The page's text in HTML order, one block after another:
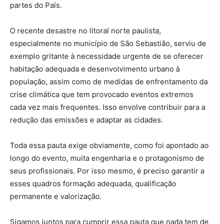
partes do País.
O recente desastre no litoral norte paulista,
especialmente no município de São Sebastião, serviu de
exemplo gritante à necessidade urgente de se oferecer
habitação adequada e desenvolvimento urbano à
população, assim como de medidas de enfrentamento da
crise climática que tem provocado eventos extremos
cada vez mais frequentes. Isso envolve contribuir para a
redução das emissões e adaptar as cidades.
Toda essa pauta exige obviamente, como foi apontado ao
longo do evento, muita engenharia e o protagonismo de
seus profissionais. Por isso mesmo, é preciso garantir a
esses quadros formação adequada, qualificação
permanente e valorização.
Sigamos juntos para cumprir essa pauta que nada tem de